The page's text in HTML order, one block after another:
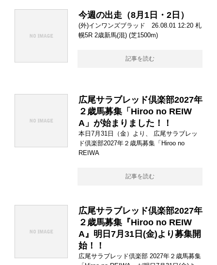
今週の出走（8月1日・2日）
(外)インワンズブラッド 26.08.01 12:20 札
幌5R 2歳新馬(混) (芝1500m)
記事を読む
広尾サラブレッド倶楽部2027年
２歳馬募集「Hiroo no REIW
A」が始まりました！！
本日7月31日（金）より、 広尾サラブレッ
ド倶楽部2027年２歳馬募集「Hiroo no
REIWA
記事を読む
広尾サラブレッド倶楽部2027年
２歳馬募集『Hiroo no REIW
A』明日7月31日(金)より募集開
始！！
広尾サラブレッド倶楽部 2027年２歳馬募集